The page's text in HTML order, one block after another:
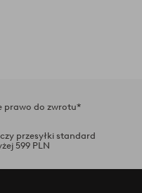
prawo do zwrotu*
przesyłki standard
599 PLN